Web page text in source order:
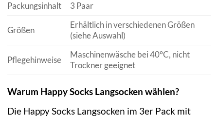
Packungsinhalt
3 Paar
Größen
Erhältlich in verschiedenen Größen
(siehe Auswahl)
Pflegehinweise
Maschinenwäsche bei 40°C, nicht
Trockner geeignet
Warum Happy Socks Langsocken wählen?
Die Happy Socks Langsocken im 3er Pack mit